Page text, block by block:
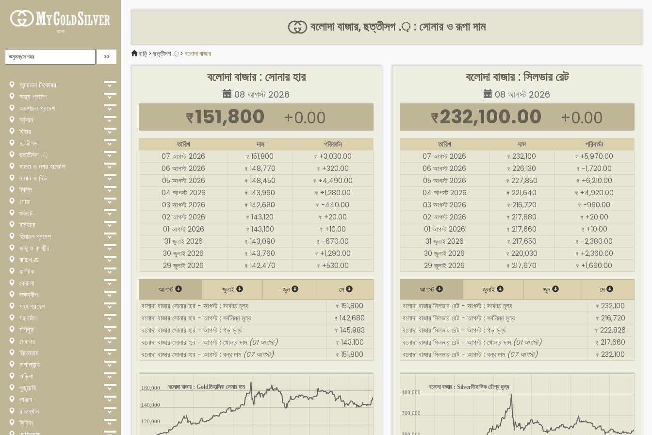
বাংলা
আন্দামান নিকোবর
অন্ধ্র প্রদেশ
অরুণাচল প্রদেশ
আসাম
বিহার
চণ্ডীগড়
ছত্তীসগ .়
দাদরা ও নগর হাভেলি
দামান ও দিউ
দিল্লি
গোয়া
গুজরাট
হরিয়ানা
হিমাচল প্রদেশ
জম্মু ও কাশ্মীর
ঝাড়খণ্ড
কর্ণাটক
কেরালা
লক্ষদ্বীপ
মধ্য প্রদেশ
মহারাষ্ট্র
মণিপুর
মেঘালয়
মিজোরাম
নাগাল্যান্ড
ওড়িশা
পুডুচেরি
পাঞ্জাব
রাজস্থান
সিকিম
বলোদা বাজার, ছত্তীসগ .় : সোনার ও রূপা দাম
বাড়ি > ছত্তীসগ .় > বলোদা বাজার
বলোদা বাজার : সোনার হার
08 আগস্ট 2026
₹151,800 +0.00
তারিখ দাম
পরিবর্তন
07 আগস্ট 2026
₹ 151,800 ₹ +3,030.00
06 আগস্ট 2026
₹ 148,770 ₹ +320.00
05 আগস্ট 2026
₹ 148,450 ₹ +4,490.00
04 আগস্ট 2026
₹ 143,960 ₹ +1,280.00
03 আগস্ট 2026
₹ 142,680 ₹ -440.00
02 আগস্ট 2026
₹ 143,120 ₹ +20.00
01 আগস্ট 2026
₹ 143,100 ₹ +10.00
31 জুলাই 2026
₹ 143,090 ₹ -670.00
30 জুলাই 2026
₹ 143,760 ₹ +1,290.00
29 জুলাই 2026
₹ 142,470 ₹ +530.00
আগস্ট জুলাই জুন
মে
বলোদা বাজার সোনার হার - আগস্ট : সর্বোচ্চ মূল্য
₹ 151,800
বলোদা বাজার সোনার হার - আগস্ট : সর্বনিম্ন মূল্য
₹ 142,680
বলোদা বাজার সোনার হার - আগস্ট : গড় মূল্য
₹ 145,983
বলোদা বাজার সোনার হার - আগস্ট : খোলার দাম (01 আগস্ট) ₹ 143,100
বলোদা বাজার সোনার হার - আগস্ট : বন্ধ দাম (07 আগস্ট) ₹ 151,800
বলোদা বাজার : Goldতিহাসিক সোনার দাম
120,000
140,000
160,000
বলোদা বাজার : সিলভার রেট
08 আগস্ট 2026
₹232,100.00 +0.00
তারিখ দাম
পরিবর্তন
07 আগস্ট 2026
₹ 232,100 ₹ +5,970.00
06 আগস্ট 2026
₹ 226,130 ₹ -1,720.00
05 আগস্ট 2026
₹ 227,850 ₹ +6,210.00
04 আগস্ট 2026
₹ 221,640 ₹ +4,920.00
03 আগস্ট 2026
₹ 216,720 ₹ -960.00
02 আগস্ট 2026
₹ 217,680 ₹ +20.00
01 আগস্ট 2026
₹ 217,660 ₹ +10.00
31 জুলাই 2026
₹ 217,650 ₹ -2,380.00
30 জুলাই 2026
₹ 220,030 ₹ +2,360.00
29 জুলাই 2026
₹ 217,670 ₹ +1,660.00
আগস্ট জুলাই জুন
মে
বলোদা বাজার সিলভার রেট - আগস্ট : সর্বোচ্চ মূল্য
₹ 232,100
বলোদা বাজার সিলভার রেট - আগস্ট : সর্বনিম্ন মূল্য
₹ 216,720
বলোদা বাজার সিলভার রেট - আগস্ট : গড় মূল্য
₹ 222,826
বলোদা বাজার সিলভার রেট - আগস্ট : খোলার দাম (01 আগস্ট) ₹ 217,660
বলোদা বাজার সিলভার রেট - আগস্ট : বন্ধ দাম (07 আগস্ট) ₹ 232,100
বলোদা বাজার : Silverতিহাসিক রৌপ্য মূল্য
300,000
400,000